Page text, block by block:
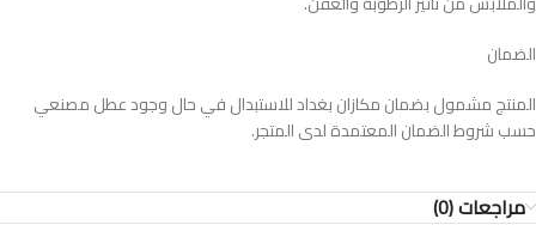
الضمان
المنتج مشمول بضمان مكازان بغداد للاستبدال في حال وجود عطل مصنعي
حسب شروط الضمان المعتمدة لدى المتجر.
مراجعات (0)